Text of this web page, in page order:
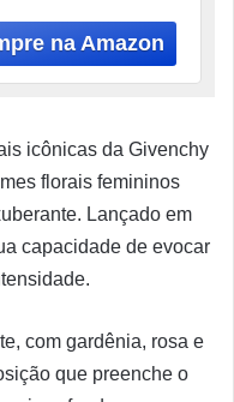
icônicas da Givenchy
florais femininos
Lançado em
capacidade de evocar
com gardênia, rosa e
que preenche o